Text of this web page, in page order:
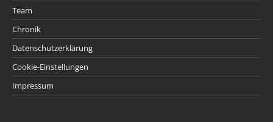
Team
Chronik
Datenschutzerklärung
Cookie-Einstellungen
Impressum